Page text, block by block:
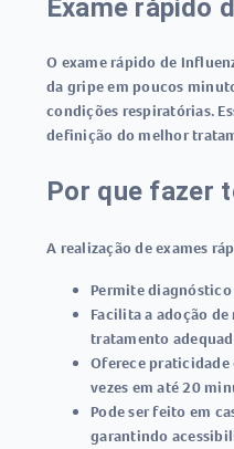
Exame rápido
O exame rápido de
da gripe em poucos
condições respiratórias.
definição do melhor
Por que fazer
A realização de exames
Permite
Facilita a adoção
tratamento
Oferece
vezes em até 20
Pode ser feito em
garantindo